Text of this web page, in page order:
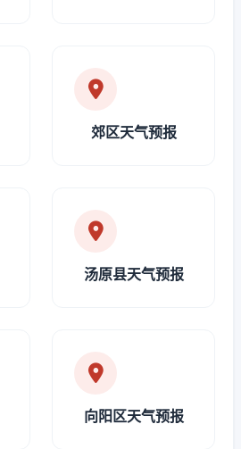
郊区天气预报
汤原县天气预报
向阳区天气预报